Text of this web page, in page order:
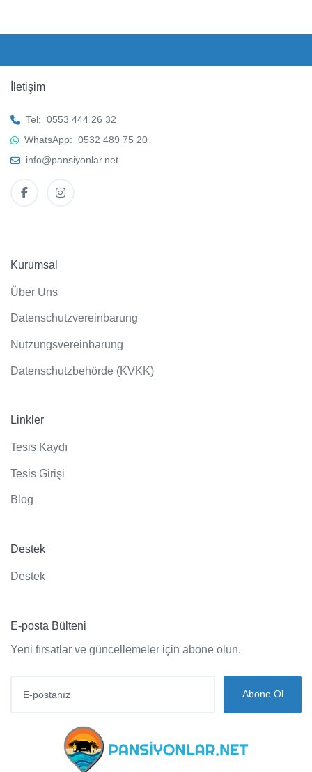
İletişim
Tel: 0553 444 26 32
WhatsApp: 0532 489 75 20
info@pansiyonlar.net
Kurumsal
Über Uns
Datenschutzvereinbarung
Nutzungsvereinbarung
Datenschutzbehörde (KVKK)
Linkler
Tesis Kaydı
Tesis Girişi
Blog
Destek
Destek
E-posta Bülteni
Yeni fırsatlar ve güncellemeler için abone olun.
Abone Ol